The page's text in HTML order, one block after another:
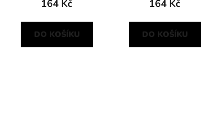
164 Kč
DO KOŠÍKU
164 Kč
DO KOŠÍKU